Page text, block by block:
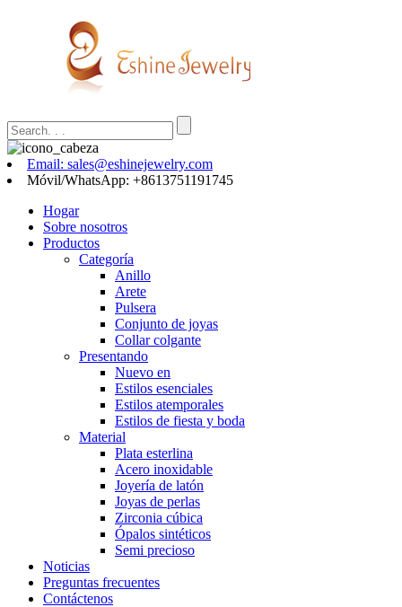
Email: sales@eshinejewelry.com
Móvil/WhatsApp: +8613751191745
Hogar
Sobre nosotros
Productos
Categoría
Anillo
Arete
Pulsera
Conjunto de joyas
Collar colgante
Presentando
Nuevo en
Estilos esenciales
Estilos atemporales
Estilos de fiesta y boda
Material
Plata esterlina
Acero inoxidable
Joyería de latón
Joyas de perlas
Zirconia cúbica
Ópalos sintéticos
Semi precioso
Noticias
Preguntas frecuentes
Contáctenos